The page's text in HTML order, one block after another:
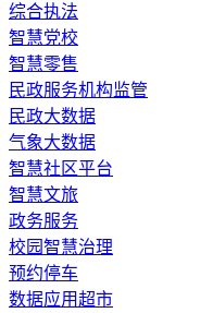
综合执法
智慧党校
智慧零售
民政服务机构监管
民政大数据
气象大数据
智慧社区平台
智慧文旅
政务服务
校园智慧治理
预约停车
数据应用超市